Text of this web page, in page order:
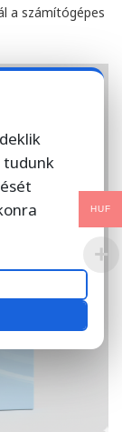
a számítógépes
HUF